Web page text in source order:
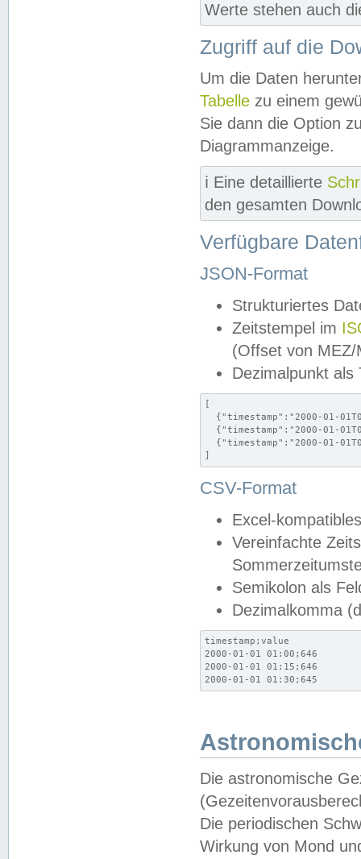
Werte stehen auch
Zugriff auf die
Um die Daten
Tabelle zu einem
Sie dann die Option
Diagrammanzeige.
ℹ️ Eine detaillierte
den gesamten
Verfügbare
JSON-Format
Strukturiertes
Zeitstempel im
(Offset von MEZ/
Dezimalpunkt als
[
{"timestamp":"2000-01-
{"timestamp":"2000-01-
{"timestamp":"2000-01-
]
CSV-Format
Excel-
Vereinfachte
Semikolon als
Dezimalkomma
timestamp;value
2000-01-01 01:00;646
2000-01-01 01:15;646
2000-01-01 01:30;645
Die astronomische
Die periodischen
Wirkung von Mond